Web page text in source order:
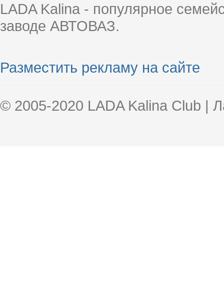
LADA Kalina - популярное
заводе АВТОВАЗ.
Разместить рекламу на сайте
© 2005-2020 LADA Kalina Club |